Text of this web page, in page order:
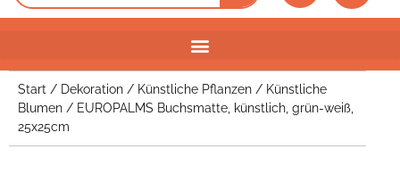
Start / Dekoration / Künstliche Pflanzen / Künstliche
Blumen / EUROPALMS Buchsmatte, künstlich, grün-weiß,
25x25cm